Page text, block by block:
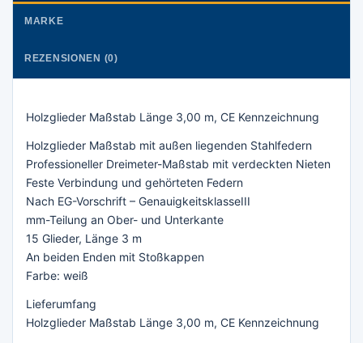
MARKE
REZENSIONEN (0)
Holzglieder Maßstab Länge 3,00 m, CE Kennzeichnung
Holzglieder Maßstab mit außen liegenden Stahlfedern
Professioneller Dreimeter-Maßstab mit verdeckten Nieten
Feste Verbindung und gehörteten Federn
Nach EG-Vorschrift – GenauigkeitsklasseIII
mm-Teilung an Ober- und Unterkante
15 Glieder, Länge 3 m
An beiden Enden mit Stoßkappen
Farbe: weiß
Lieferumfang
Holzglieder Maßstab Länge 3,00 m, CE Kennzeichnung